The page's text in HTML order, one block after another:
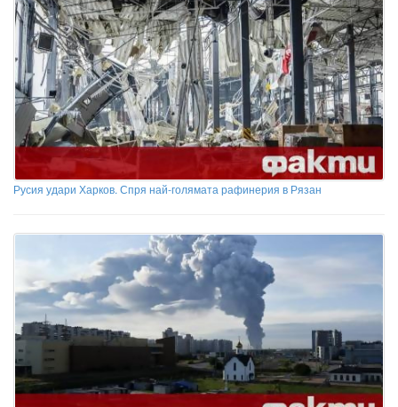
Русия удари Харков. Спря най-голямата рафинерия в Рязан